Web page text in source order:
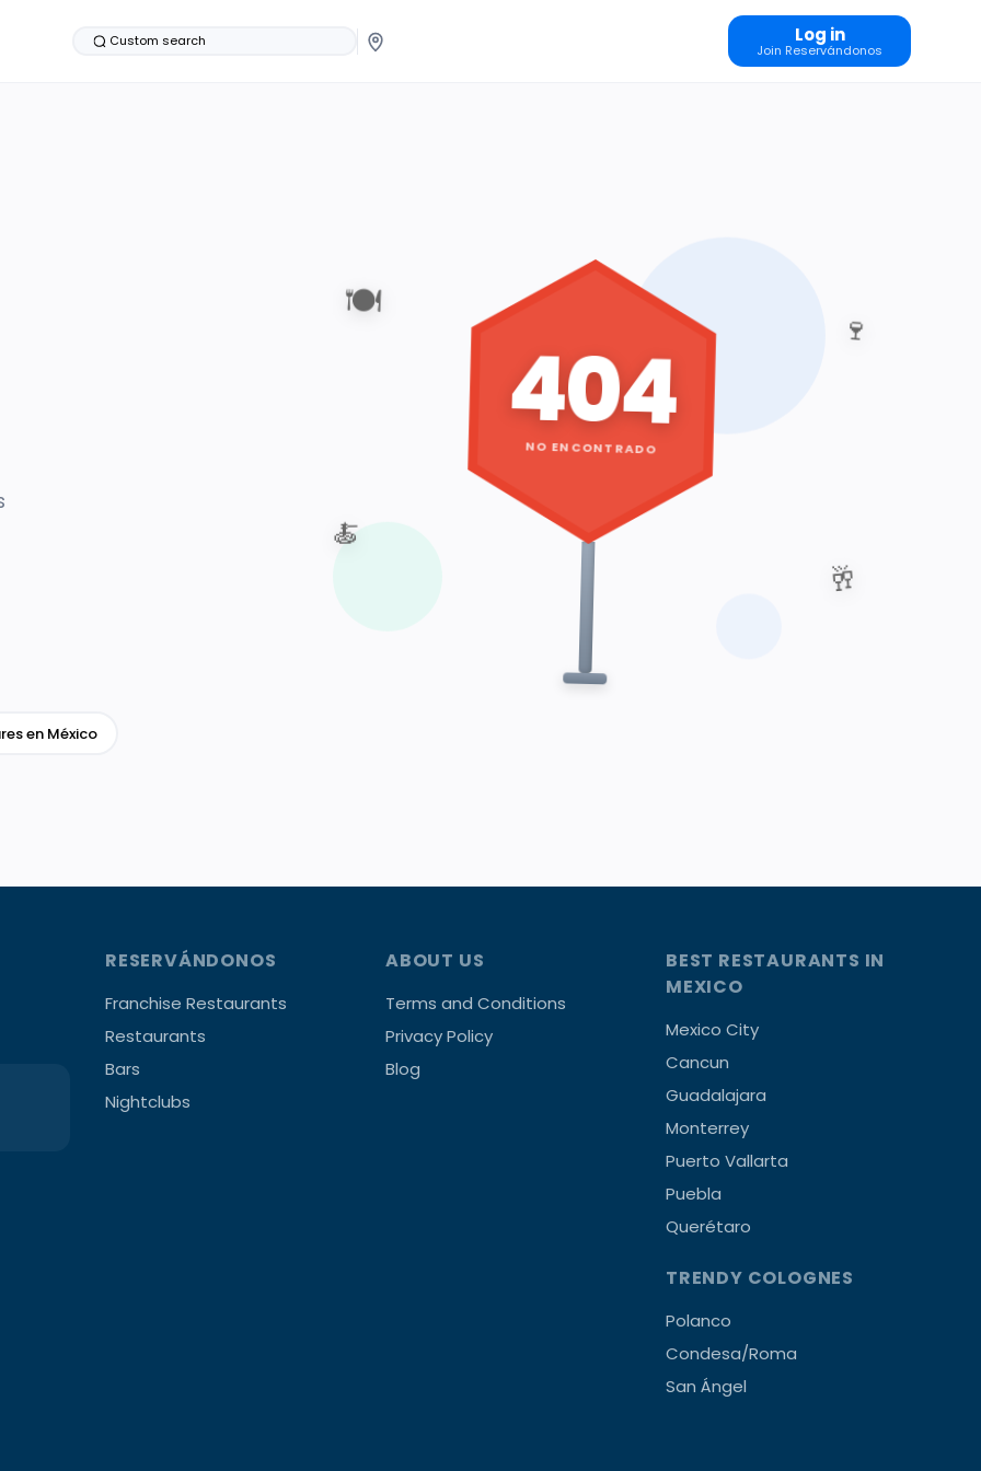
Custom search Log in
Join Reservándonos
en México
🍽️
🍷
🥂
🍝
404
NO ENCONTRADO
RESERVÁNDONOS
Franchise Restaurants
Restaurants
Bars
Nightclubs
ABOUT US
Terms and Conditions
Privacy Policy
Blog
BEST RESTAURANTS IN
MEXICO
Mexico City
Cancun
Guadalajara
Monterrey
Puerto Vallarta
Puebla
Querétaro
TRENDY COLOGNES
Polanco
Condesa/Roma
San Ángel